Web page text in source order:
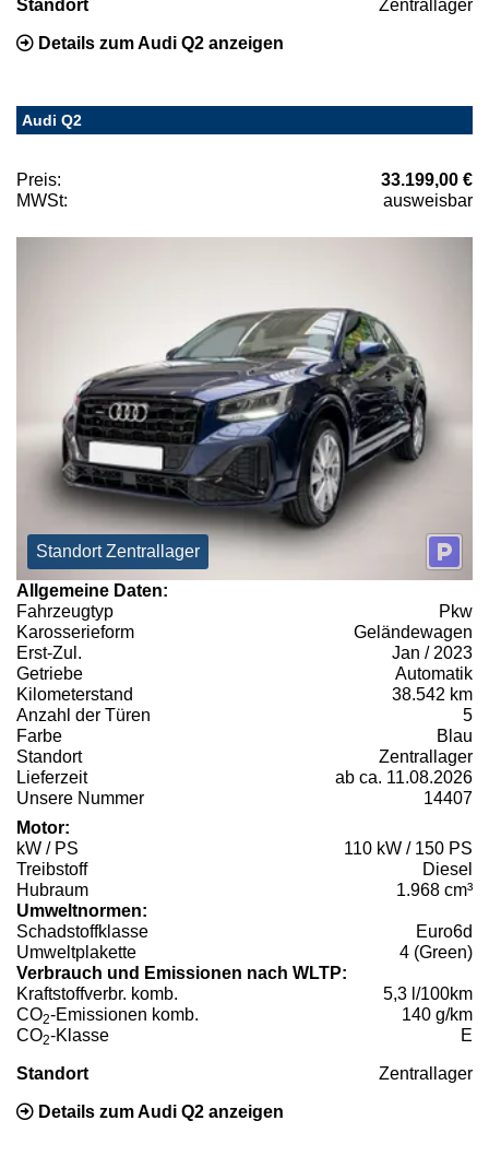
Standort Zentrallager
Details zum Audi Q2 anzeigen
Audi Q2
Preis:
33.199,00 €
MWSt:
ausweisbar
Standort Zentrallager
Allgemeine Daten:
Fahrzeugtyp
Pkw
Karosserieform
Geländewagen
Erst-Zul.
Jan / 2023
Getriebe
Automatik
Kilometerstand
38.542 km
Anzahl der Türen
5
Farbe
Blau
Standort
Zentrallager
Lieferzeit
ab ca. 11.08.2026
Unsere Nummer
14407
Motor:
kW / PS
110 kW / 150 PS
Treibstoff
Diesel
Hubraum
1.968 cm³
Umweltnormen:
Schadstoffklasse
Euro6d
Umweltplakette
4 (Green)
Verbrauch und Emissionen nach WLTP:
Kraftstoffverbr. komb.
5,3 l/100km
CO2-Emissionen komb.
140 g/km
CO2-Klasse E
Standort Zentrallager
Details zum Audi Q2 anzeigen